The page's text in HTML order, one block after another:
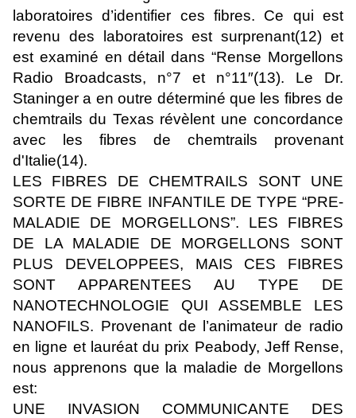
laboratoires d’identifier ces fibres. Ce qui est
revenu des laboratoires est surprenant(12) et
est examiné en détail dans “Rense Morgellons
Radio Broadcasts, n°7 et n°11″(13). Le Dr.
Staninger a en outre déterminé que les fibres de
chemtrails du Texas révèlent une concordance
avec les fibres de chemtrails provenant
d'Italie(14).
LES FIBRES DE CHEMTRAILS SONT UNE
SORTE DE FIBRE INFANTILE DE TYPE “PRE-
MALADIE DE MORGELLONS”. LES FIBRES
DE LA MALADIE DE MORGELLONS SONT
PLUS DEVELOPPEES, MAIS CES FIBRES
SONT APPARENTEES AU TYPE DE
NANOTECHNOLOGIE QUI ASSEMBLE LES
NANOFILS. Provenant de l’animateur de radio
en ligne et lauréat du prix Peabody, Jeff Rense,
nous apprenons que la maladie de Morgellons
est:
UNE INVASION COMMUNICANTE DES